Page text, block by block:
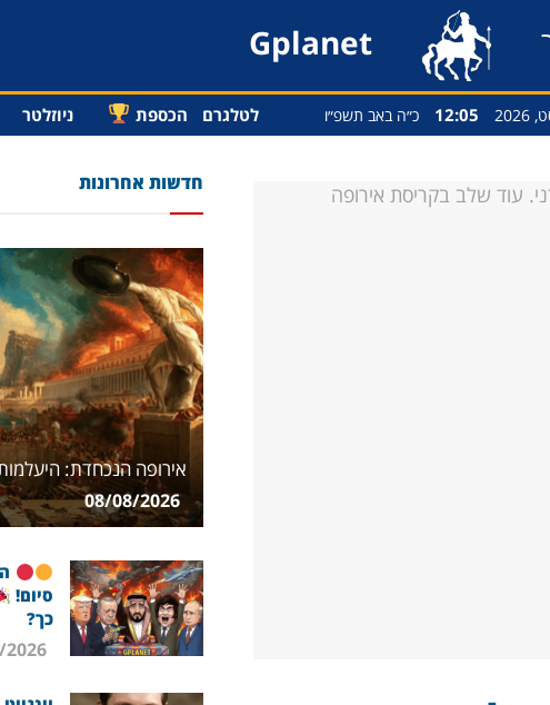
Gplanet
12:05 כ״ה באב תשפ״ו לטלגרם הכספת ניוזלטר
חדשות אחרונות
אירופה הנכחדת:
08/08/2026
סיום!
כך?
08/08/2026